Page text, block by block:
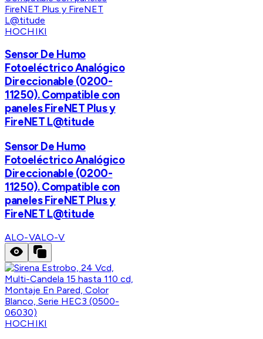
HOCHIKI
Sensor De Humo
Fotoeléctrico Analógico
Direccionable (0200-
11250). Compatible con
paneles FireNET Plus y
FireNET L@titude
Sensor De Humo
Fotoeléctrico Analógico
Direccionable (0200-
11250). Compatible con
paneles FireNET Plus y
FireNET L@titude
ALO-VALO-V
HOCHIKI